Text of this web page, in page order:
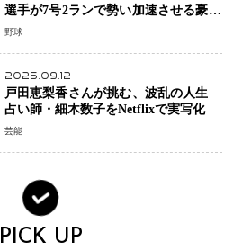
選手が7号2ランで勢い加速させる豪快
アーチ
野球
2025.09.12
戸田恵梨香さんが挑む、波乱の人生―
占い師・細木数子をNetflixで実写化
芸能
PICK UP